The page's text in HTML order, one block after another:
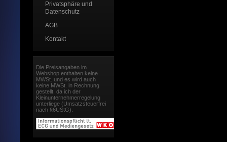
Privatsphäre und
Datenschutz
AGB
Kontakt
Die Preisangaben im
Webshop enthalten keine
MWSt. und es wird auch
keine MWSt. in Rechnung
gestellt, da ich der
Kleinunternehmerregelung
unterliege (Umsatzsteuerfrei
nach §6UStG).